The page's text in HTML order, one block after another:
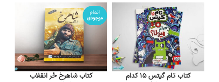
کتاب تام گیتس 15 کدام
اتمام
موجودی
کتاب شاهرخ حُر انقلاب